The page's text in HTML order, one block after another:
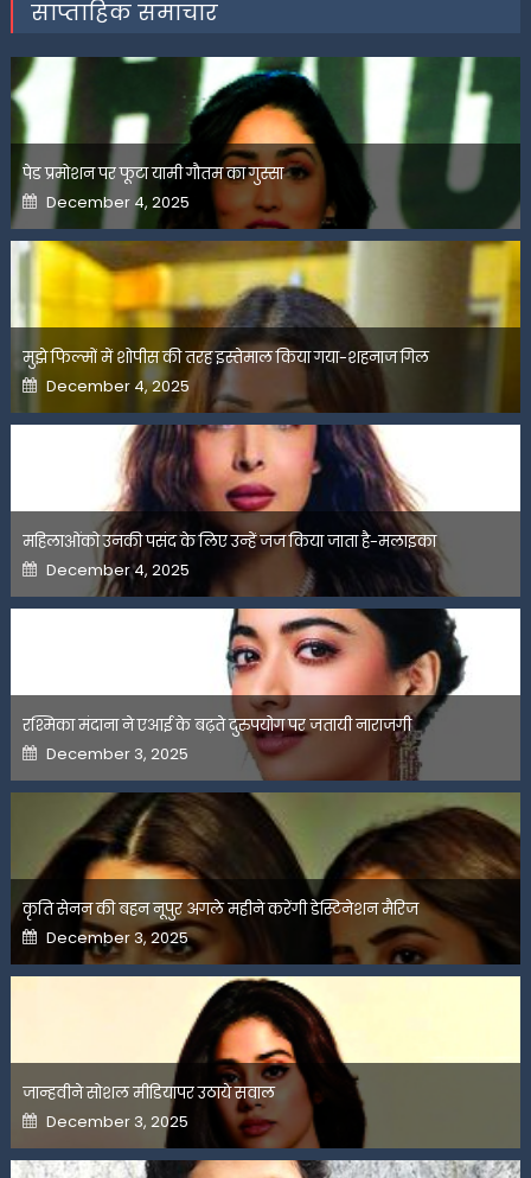
साप्ताहिक समाचार
पेड प्रमोशन पर फूटा यामी गौतम का गुस्सा
Posted
on
December 4, 2025
मुझे फिल्मों में शोपीस की तरह इस्तेमाल किया गया-शहनाज गिल
Posted
on
December 4, 2025
महिलाओंको उनकी पसंद के लिए उन्हें जज किया जाता है-मलाइका
Posted
on
December 4, 2025
रश्मिका मंदाना ने एआई के बढ़ते दुरुपयोग पर जतायी नाराजगी
Posted
on
December 3, 2025
कृति सेनन की बहन नूपुर अगले महीने करेंगी डेस्टिनेशन मैरिज
Posted
on
December 3, 2025
जान्हवीने सोशल मीडियापर उठाये सवाल
Posted
on
December 3, 2025